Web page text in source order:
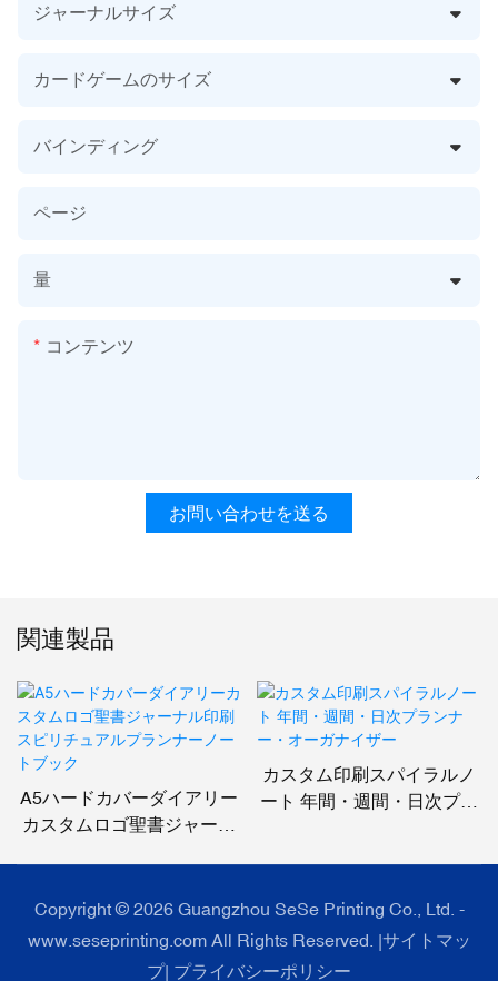
ジャーナルサイズ
カードゲームのサイズ
バインディング
ページ
量
コンテンツ
お問い合わせを送る
関連製品
A5ハードカバーダイアリー
カスタムロゴ聖書ジャーナ
カスタム印刷スパイラルノ
ート 年間・週間・日次プラ
Copyright © 2026 Guangzhou SeSe Printing Co., Ltd. -
www.seseprinting.com All Rights Reserved. |サイトマッ
プ| プライバシーポリシー